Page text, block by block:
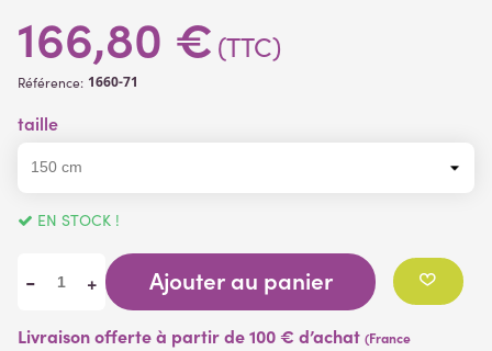
166,80 € (TTC)
Référence: 1660-71
taille
EN STOCK !
- + Ajouter au panier
Livraison offerte à partir de 100 € d’achat (France